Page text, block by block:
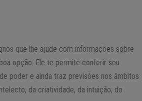
que lhe ajude com informações sobre
opção. Ele te permite conferir seu
poder e ainda traz previsões nos âmbitos
da criatividade, da intuição, do